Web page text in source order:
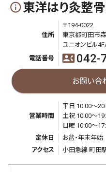
info_outline東洋はり灸整
住所
〒194-0022
東京都町田市
ユニオンビル4F/
電話番号
contact_phone 042-
お問い合
営業時間
平日 10:00～
土祝 10:00～
日曜 10:00～
定休日
お盆・年末年始
アクセス
小田急線 町田